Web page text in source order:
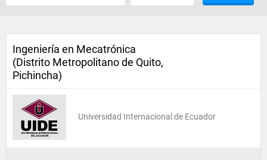
Ingeniería en Mecatrónica
(Distrito Metropolitano de Quito,
Pichincha)
Universidad Internacional de Ecuador